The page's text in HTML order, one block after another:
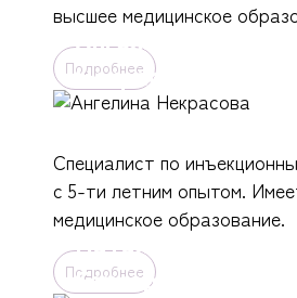
высшее медицинское
Подробнее
Ангелина
Некрасова
Специалист по
с 5-ти летним опытом.
медицинское образование.
Подробнее
Наталья
Гончарова